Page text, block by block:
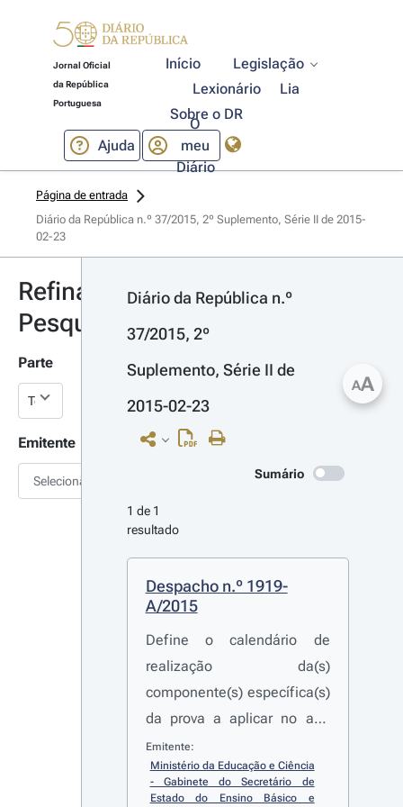
Jornal Oficial
da República
Portuguesa
Início
Legislação
Lexionário
Lia
Sobre o DR
Ajuda
O
meu
Diário
Página de entrada
Diário da República n.º 37/2015, 2º Suplemento, Série II de 2015-
02-23
Refinar
Pesquisa
Parte
Emitente
Selecionar
Diário da República n.º
37/2015, 2º
Suplemento, Série II de
2015-02-23
Sumário
1 de 1
resultado
Despacho n.º 1919-
A/2015
Define o calendário de
realização da(s)
componente(s) específica(s)
da prova a aplicar no ano
escolar 2014-2015 e a
respetiva modalidade e
duração
Emitente:
Ministério da Educação e Ciência
- Gabinete do Secretário de
Estado do Ensino Básico e
AA